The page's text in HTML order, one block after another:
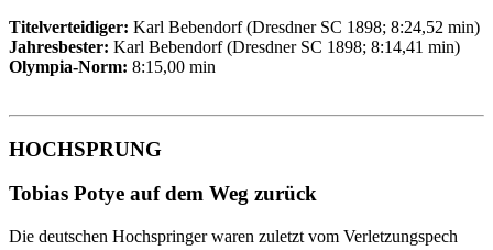
Titelverteidiger: Karl Bebendorf (Dresdner SC 1898; 8:24,52 min)
Jahresbester: Karl Bebendorf (Dresdner SC 1898; 8:14,41 min)
Olympia-Norm: 8:15,00 min
HOCHSPRUNG
Tobias Potye auf dem Weg zurück
Die deutschen Hochspringer waren zuletzt vom Verletzungspech